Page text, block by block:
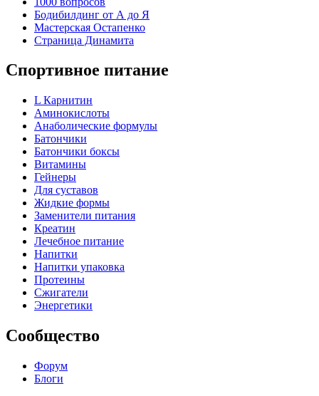
Бодибилдинг от А до Я
Мастерская Остапенко
Страница Динамита
Спортивное питание
L Карнитин
Аминокислоты
Анаболические формулы
Батончики
Батончики боксы
Витамины
Гейнеры
Для суставов
Жидкие формы
Заменители питания
Креатин
Лечебное питание
Напитки
Напитки упаковка
Протеины
Сжигатели
Энергетики
Сообщество
Форум
Блоги